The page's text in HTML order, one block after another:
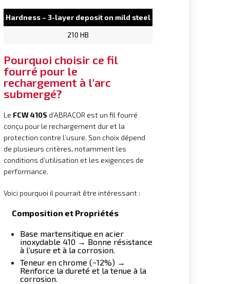
Hardness – 3-layer deposit on mild steel
210 HB
Pourquoi choisir ce fil
fourré pour le
rechargement à l'arc
submergé?
Le FCW 410S d’ABRACOR est un fil fourré
conçu pour le rechargement dur et la
protection contre l’usure. Son choix dépend
de plusieurs critères, notamment les
conditions d’utilisation et les exigences de
performance.
Voici pourquoi il pourrait être intéressant :
Composition et Propriétés
Base martensitique en acier
inoxydable 410 → Bonne résistance
à l’usure et à la corrosion.
Teneur en chrome (~12%) →
Renforce la dureté et la tenue à la
corrosion.